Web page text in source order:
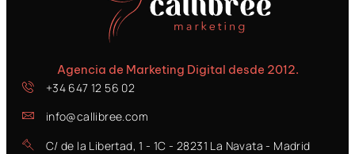
Agencia de Marketing Digital desde 2012.
+34 647 12 56 02
info@callibree.com
C/ de la Libertad, 1 - 1C - 28231 La Navata - Madrid